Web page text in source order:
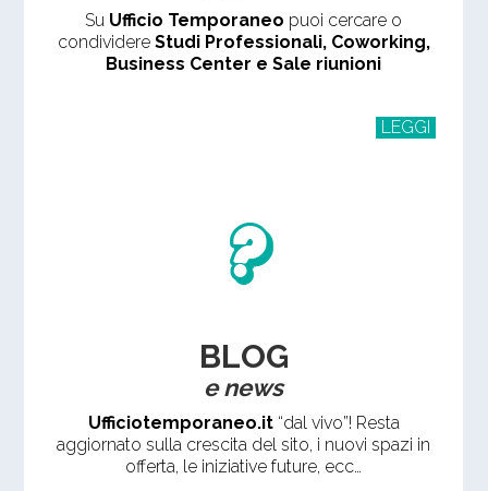
Su Ufficio Temporaneo puoi cercare o
condividere Studi Professionali, Coworking,
Business Center e Sale riunioni
LEGGI
BLOG
e news
Ufficiotemporaneo.it“dal vivo”! Resta
aggiornato sulla crescita del sito, i nuovi spazi in
offerta, le iniziative future, ecc…